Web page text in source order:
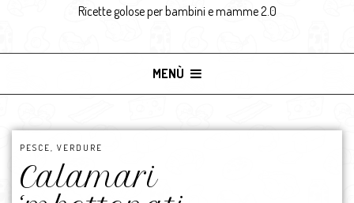
Ricette golose per bambini e mamme 2.0
MENÙ
PESCE VERDURE
Calamari